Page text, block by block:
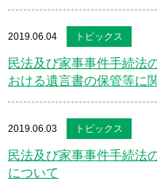
2019.06.04 トピックス
民法及び家事事件手続法
おける遺言書の保管等に
2019.06.03 トピックス
民法及び家事事件手続法
について